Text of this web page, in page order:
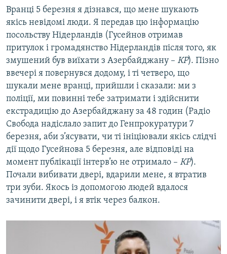
Вранці 5 березня я дізнався, що мене шукають
якісь невідомі люди. Я передав цю інформацію
посольству Нідерландів (Гусейнов отримав
притулок і громадянство Нідерландів після того, як
змушений був виїхати з Азербайджану – КР). Пізно
ввечері я повернувся додому, і ті четверо, що
шукали мене вранці, прийшли і сказали: ми з
поліції, ми повинні тебе затримати і здійснити
екстрадицію до Азербайджану за 48 годин (Радіо
Свобода надіслало запит до Генпрокуратури 7
березня, аби з’ясувати, чи ті ініціювали якісь слідчі
дії щодо Гусейнова 5 березня, але відповіді на
момент публікації інтерв’ю не отримало – КР).
Почали вибивати двері, вдарили мене, я втратив
три зуби. Якось із допомогою людей вдалося
зачинити двері, і я втік через балкон.